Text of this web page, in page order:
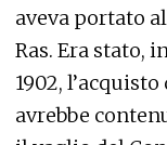
aveva portato
Ras. Era stato,
1902,
avrebbe